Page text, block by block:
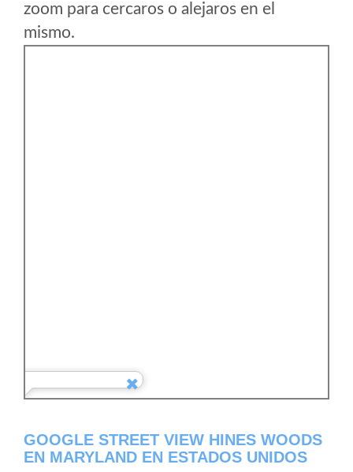
zoom para cercaros o alejaros en el
mismo.
GOOGLE STREET VIEW HINES WOODS
EN MARYLAND EN ESTADOS UNIDOS